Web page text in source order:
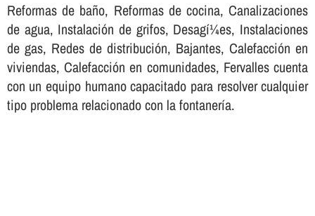
Reformas de baño, Reformas de cocina, Canalizaciones
de agua, Instalación de grifos, Desagí¼es, Instalaciones
de gas, Redes de distribución, Bajantes, Calefacción en
viviendas, Calefacción en comunidades, Fervalles cuenta
con un equipo humano capacitado para resolver cualquier
tipo problema relacionado con la fontanerí­a.